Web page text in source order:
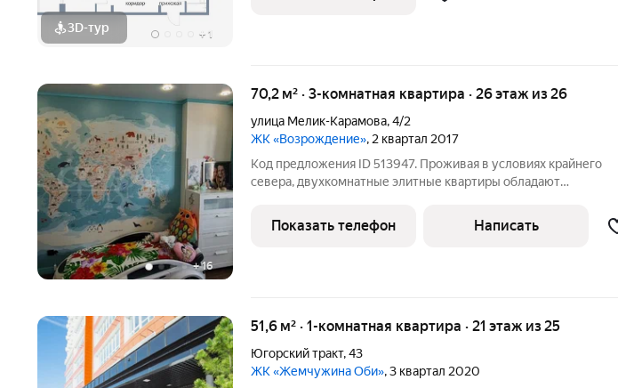
3D-тур + 1
+16
70,2 м² · 3-комнатная квартира · 26 этаж из 26
улица Мелик-Карамова,4/2
ЖК «Возрождение», 2 квартал 2017
Код предложения ID 513947. Проживая в условиях крайнего
севера, двухкомнатные элитные квартиры обладают
дизайна. На сегодняшний день именно данная недвижимость с
дизайн проектом пользуются
Показать телефон Написать
51,6 м² · 1-комнатная квартира · 21 этаж из 25
Югорский тракт,43
ЖК «Жемчужина Оби», 3 квартал 2020